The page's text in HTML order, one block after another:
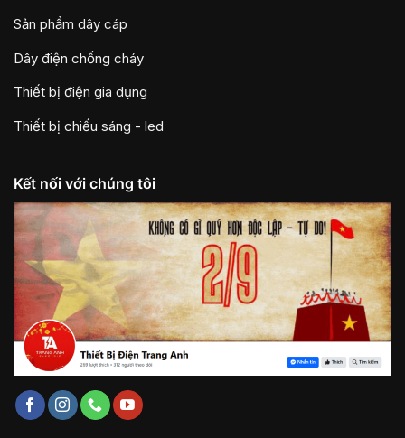
Sản phẩm dây cáp
Dây điện chống cháy
Thiết bị điện gia dụng
Thiết bị chiếu sáng - led
Kết nối với chúng tôi